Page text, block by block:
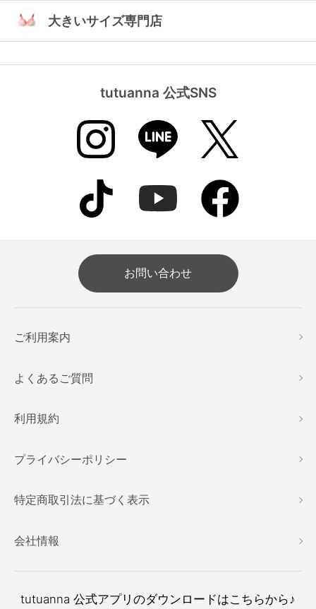
大きいサイズ専門店
tutuanna 公式SNS
お問い合わせ
ご利用案内
よくあるご質問
利用規約
プライバシーポリシー
特定商取引法に基づく表示
会社情報
tutuanna 公式アプリのダウンロードはこちらから♪